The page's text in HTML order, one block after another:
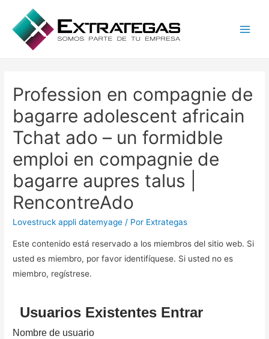
Profession en compagnie de
bagarre adolescent africain
Tchat ado – un formidble
emploi en compagnie de
bagarre aupres talus |
RencontreAdo
Lovestruck appli datemyage / Por Extrategas
Este contenido está reservado a los miembros del sitio web. Si
usted es miembro, por favor identifíquese. Si usted no es
miembro, regístrese.
Usuarios Existentes Entrar
Nombre de usuario